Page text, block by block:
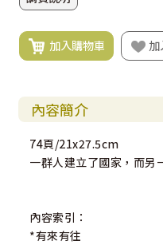
加入購物車
內容簡介
74頁/21x27.5cm
一群人建立了國家，而另
內容索引：
*有來有往